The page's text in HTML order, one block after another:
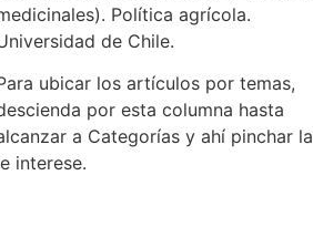
Política agrícola.
de Chile.
ubicar los artículos por temas,
por esta columna hasta
a Categorías y ahí pinchar
interese.